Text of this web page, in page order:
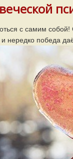
с самим
и нередко победа